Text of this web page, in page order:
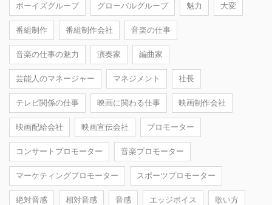
ボーイズグループ グローバルグループ 魅力 大変
番組制作 番組制作会社 音楽の仕事
音楽の仕事の魅力 演奏家 編曲家
芸能人のマネージャー マネジメント 社長
テレビ関係の仕事 映画に関わる仕事 映画制作会社
映画配給会社 映画宣伝会社 プロモーター
コンサートプロモーター 音楽プロモーター
マーケティングプロモーター スポーツプロモーター
絶対音感 相対音感 音感 エッジボイス 歌い方